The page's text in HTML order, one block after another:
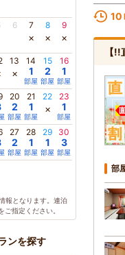
6 7
×
8
×
9
×
13
×
14
1
部屋
15
2
部屋
16
1
部屋
20
2
部屋
21
1
部屋
22
×
23
1
部屋
27
2
部屋
28
1
部屋
29
1
部屋
30
3
部屋
報となります。連泊
ご指定ください。
ンを探す
10
【
部